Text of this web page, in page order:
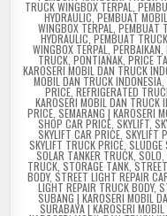
TRUCK WINGBOX TERPAL
HYDRAULIC PEMBUAT
WINGBOX TERPAL PEMBUAT
HYDRAULIC PEMBUAT
WINGBOX TERPAL PERBAIKAN
TRUCK, PONTIANAK, PRICE
KAROSERI MOBIL DAN TRUCK
MOBIL DAN TRUCK INDONESIA,
PRICE, REFRIGERATED
KAROSERI MOBIL DAN TRUCK
PRICE, SEMARANG | KAROSERI
SHOP CAR PRICE, SKYLIFT,
SKYLIFT CAR PRICE SKYLIFT
SKYLIFT TRUCK PRICE
SOLAR TANKER TRUCK, SOLO
TRUCK, STORAGE TANK,
BODY, STREET LIGHT REPAIR
LIGHT REPAIR TRUCK BODY,
SUBANG | KAROSERI MOBIL
SURABAYA | KAROSERI